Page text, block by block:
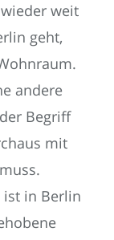
weit
geht,
andere
Begriff
mit
ist in Berlin